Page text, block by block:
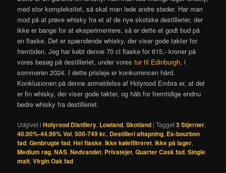
med stor kompleksitet, så skal man lede andre steder. Har man
mod på at prøve whisky fra et af de nye skotske destillerier, der
ikke er bange for at eksperimentere, så er dette et godt bud på
en flaske. Det er spændende whisky, der viser gode takter for
fremtiden. Jeg har købt denne 70 cl flaske for 615,- kroner på
vores besøg på destilleriet, under vorestur til Edinburgh, i
sommeren 2024. I dette prisleje er konkurrencen hård.
Konklusionen på denne anmeldelse af Holyrood Embra er, at det
er fin whisky, der viser gode takter, og håb for fremtidige endnu
bedre whisky fra destilleriet.
Udgivet i Holyrood Distillery, Lowland,Skotland |Tagget3 Stjerner,
40.00%-44.99% Vol,500-749 kr., Destilleri aftapning, Ex-bourbon
fad,Genbrugte fad,Hel flaske,Ikke kølefiltreret,Ikke på lager,
Medium røg,NAS,Nedvandet, Privatejet,Quarter Cask fad,Single
malt,Virgin Oak fad